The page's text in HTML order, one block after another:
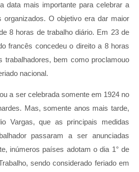
data mais importante para celebrar a
organizados. O objetivo era dar maior
8 horas de trabalho diário. Em 23 de
francês concedeu o direito a 8 horas
trabalhadores, bem como proclamouo
nacional.
a ser celebrada somente em 1924 no
Mas, somente anos mais tarde,
Vargas, que as principais medidas
passaram a ser anunciadas
inúmeros países adotam o dia 1° de
sendo considerado feriado em